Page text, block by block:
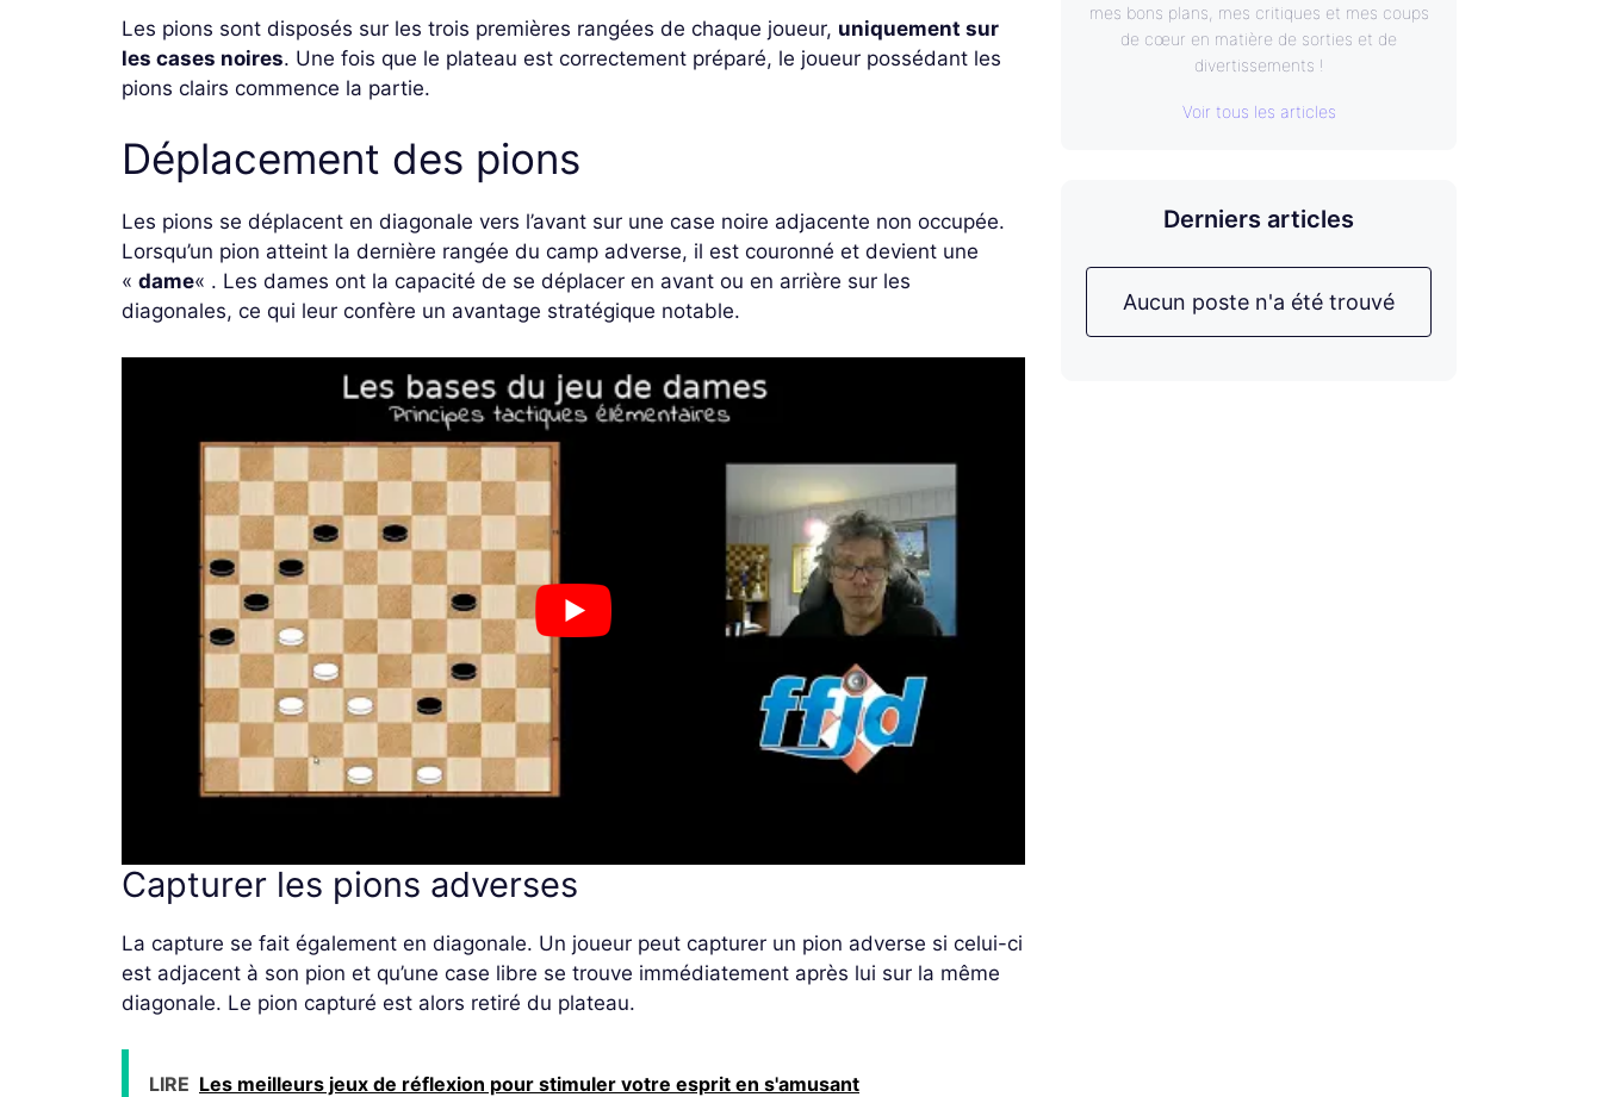
Les pions sont disposés sur les trois premières rangées de chaque joueur, uniquement sur
les cases noires. Une fois que le plateau est correctement préparé, le joueur possédant les
pions clairs commence la partie.
Déplacement des pions
Les pions se déplacent en diagonale vers l’avant sur une case noire adjacente non occupée.
Lorsqu’un pion atteint la dernière rangée du camp adverse, il est couronné et devient une
« dame« . Les dames ont la capacité de se déplacer en avant ou en arrière sur les
diagonales, ce qui leur confère un avantage stratégique notable.
Capturer les pions adverses
La capture se fait également en diagonale. Un joueur peut capturer un pion adverse si celui-ci
est adjacent à son pion et qu’une case libre se trouve immédiatement après lui sur la même
diagonale. Le pion capturé est alors retiré du plateau.
LIRE Les meilleurs jeux de réflexion pour stimuler votre esprit en s'amusant
mes bons plans, mes critiques et mes coups
de cœur en matière de sorties et de
divertissements !
Voir tous les articles
Derniers articles
Aucun poste n'a été trouvé